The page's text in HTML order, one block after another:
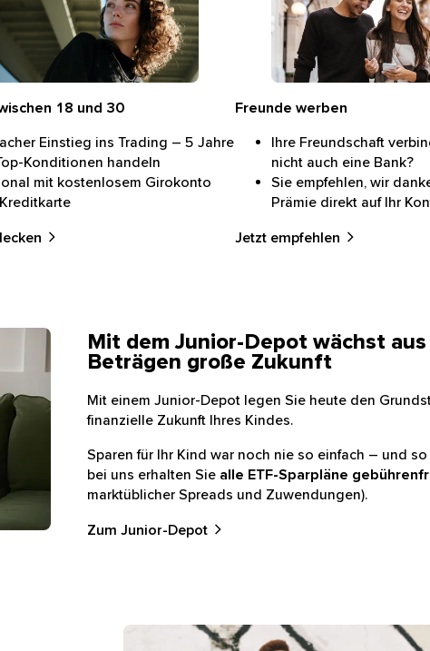
18 und 30
Einstieg ins Trading – 5 Jahre
Konditionen handeln
mit kostenlosem Girokonto
Freunde werben
Ihre Freundschaft
nicht auch eine Bank?
Sie empfehlen, wir
Prämie direkt auf Ihr
Jetzt empfehlen
einen LaptopMit dem Junior-Depot wächst
Beträgen große Zukunft
Mit einem Junior-Depot legen Sie heute den
finanzielle Zukunft Ihres Kindes.
Sparen für Ihr Kind war noch nie so einfach – und
bei uns erhalten Sie alle ETF-Sparpläne
marktüblicher Spreads und Zuwendungen).
Zum Junior-Depot
Mann und Frauen stehen aneinander gelehnt